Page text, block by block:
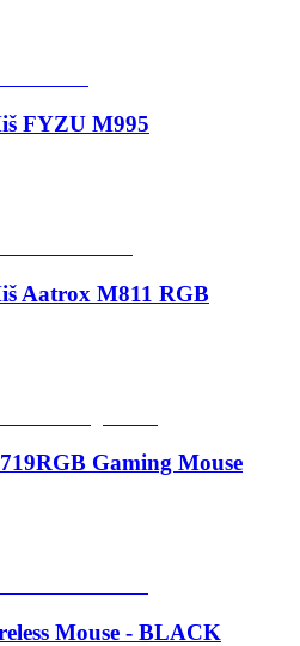
FYZU M995
Aatrox M811 RGB
Gaming Mouse
Mouse - BLACK